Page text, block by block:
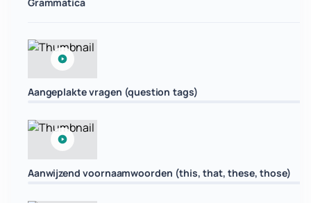
Aangeplakte vragen (question tags)
Aanwijzend voornaamwoorden (this, that, these, those)